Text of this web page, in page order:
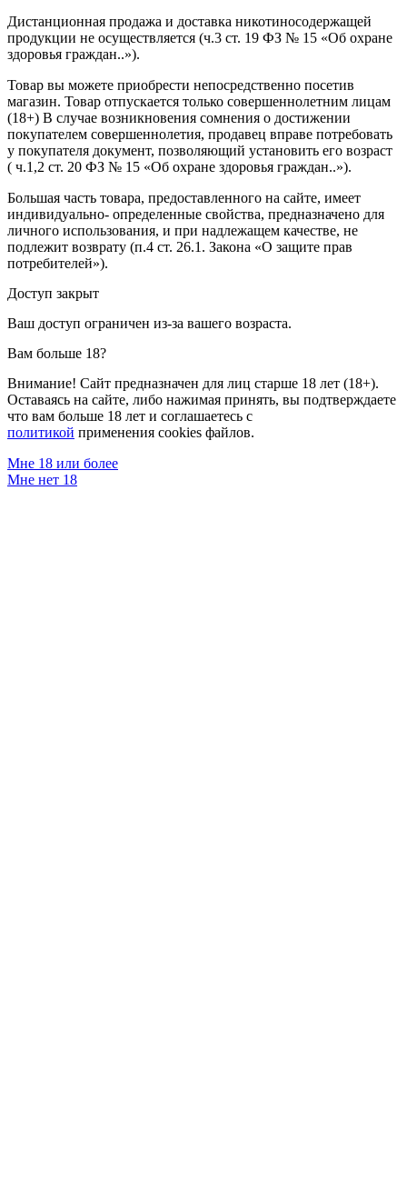
Дистанционная продажа и доставка никотиносодержащей
продукции не осуществляется (ч.3 ст. 19 ФЗ № 15 «Об охране
здоровья граждан..»).
Товар вы можете приобрести непосредственно посетив
магазин. Товар отпускается только совершеннолетним лицам
(18+) В случае возникновения сомнения о достижении
покупателем совершеннолетия, продавец вправе потребовать
у покупателя документ, позволяющий установить его возраст
( ч.1,2 ст. 20 ФЗ № 15 «Об охране здоровья граждан..»).
Большая часть товара, предоставленного на сайте, имеет
индивидуально- определенные свойства, предназначено для
личного использования, и при надлежащем качестве, не
подлежит возврату (п.4 ст. 26.1. Закона «О защите прав
потребителей»).
Доступ закрыт
Ваш доступ ограничен из-за вашего возраста.
Вам больше 18?
Внимание! Сайт предназначен для лиц старше 18 лет (18+).
Оставаясь на сайте, либо нажимая принять, вы подтверждаете
что вам больше 18 лет и соглашаетесь с
политикой применения cookies файлов.
Мне 18 или более
Мне нет 18